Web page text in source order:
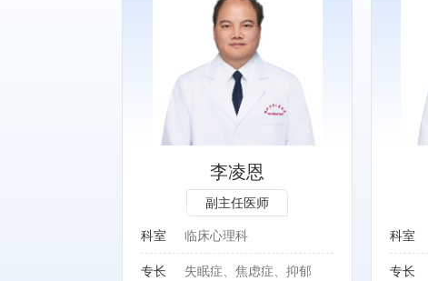
李凌恩
副主任医师
科室 临床心理科
专长
失眠症、焦虑症、抑郁
科室
专长
专长：
精神科各类常见疾病，尤其
精神分裂症、睡眠障碍、焦
虑症、抑郁症的诊疗及心理